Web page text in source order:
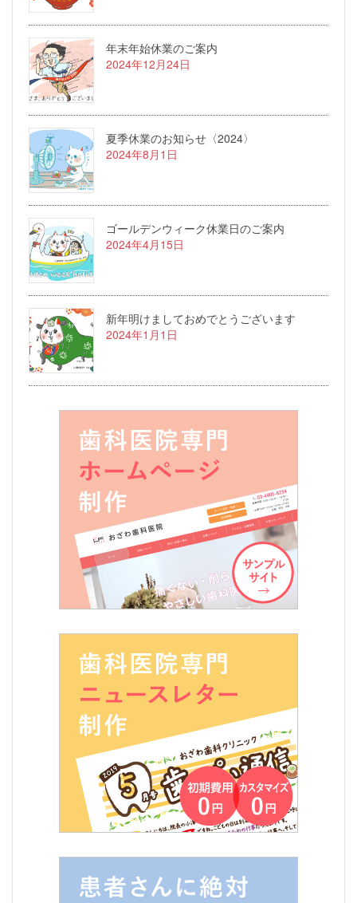
年末年始休業のご案内
2024年12月24日
夏季休業のお知らせ〈2024〉
2024年8月1日
ゴールデンウィーク休業日のご案内
2024年4月15日
新年明けましておめでとうございます
2024年1月1日